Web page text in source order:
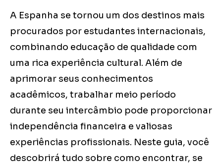
A Espanha se tornou um dos destinos mais
procurados por estudantes internacionais,
combinando educação de qualidade com
uma rica experiência cultural. Além de
aprimorar seus conhecimentos
acadêmicos, trabalhar meio período
durante seu intercâmbio pode proporcionar
independência financeira e valiosas
experiências profissionais. Neste guia, você
descobrirá tudo sobre como encontrar, se